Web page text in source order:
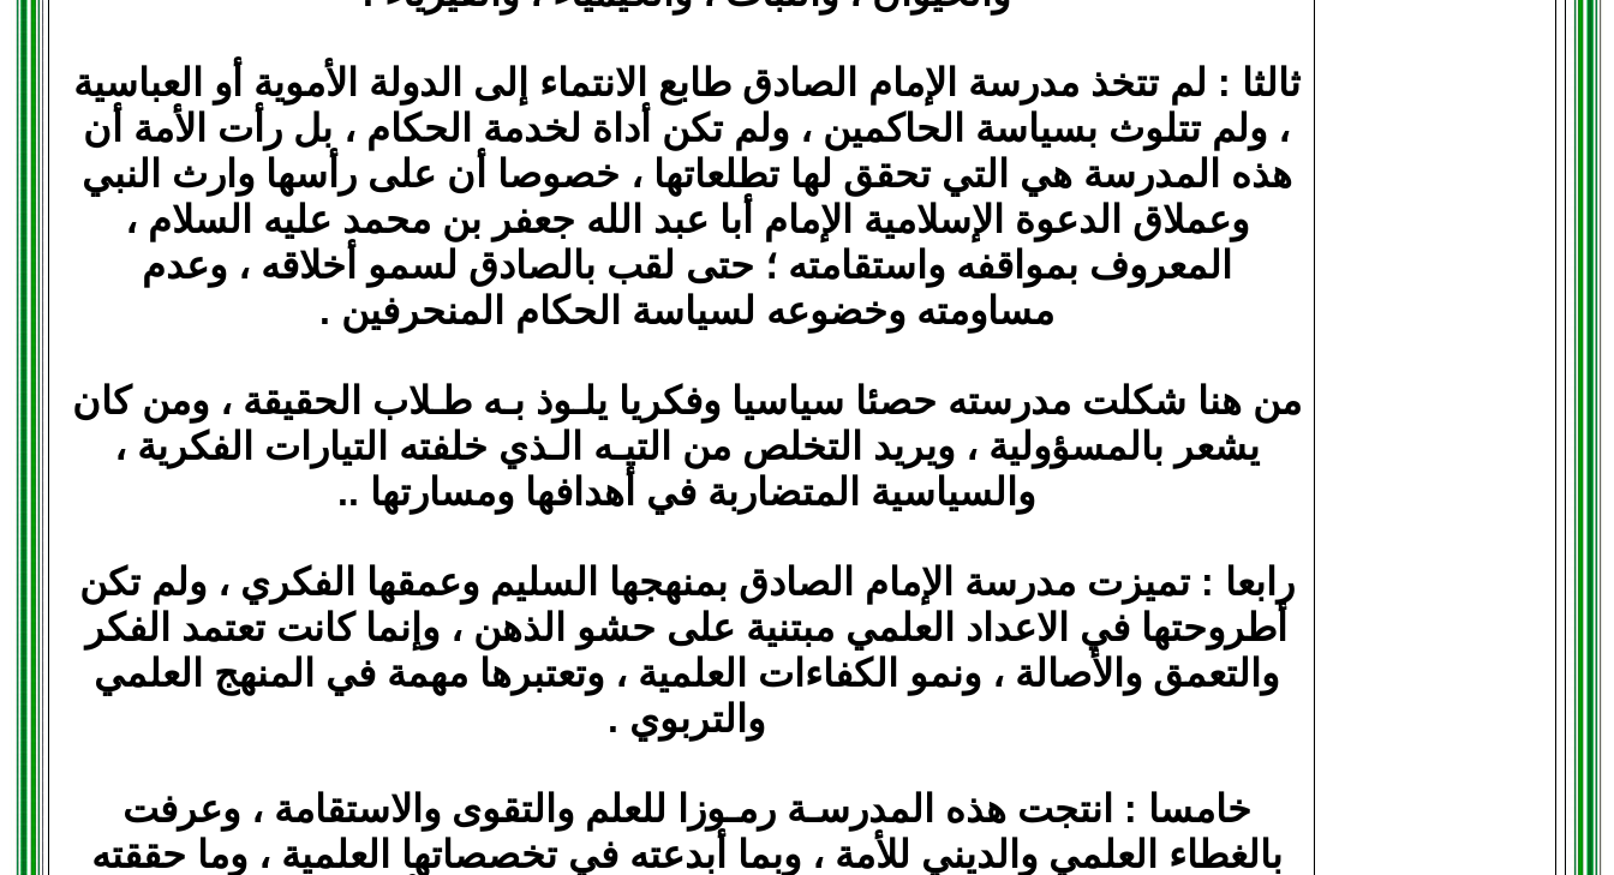
ثالثا : لم تتخذ مدرسة الإمام الصادق طابع الانتماء إلى الدولة الأموية أو العباسية
، ولم تتلوث بسياسة الحاكمين ، ولم تكن أداة لخدمة الحكام ، بل رأت الأمة أن
هذه المدرسة هي التي تحقق لها تطلعاتها ، خصوصا أن على رأسها وارث النبي
وعملاق الدعوة الإسلامية الإمام أبا عبد الله جعفر بن محمد عليه السلام ،
المعروف بمواقفه واستقامته ؛ حتى لقب بالصادق لسمو أخلاقه ، وعدم
مساومته وخضوعه لسياسة الحكام المنحرفين .
من هنا شكلت مدرسته حصئا سياسيا وفكريا يلـوذ بـه طـلاب الحقيقة ، ومن كان
يشعر بالمسؤولية ، ويريد التخلص من التيـه الـذي خلفته التيارات الفكرية ،
والسياسية المتضاربة في أهدافها ومسارتها ..
رابعا : تميزت مدرسة الإمام الصادق بمنهجها السليم وعمقها الفكري ، ولم تكن
أطروحتها في الاعداد العلمي مبتنية على حشو الذهن ، وإنما كانت تعتمد الفكر
والتعمق والأصالة ، ونمو الكفاءات العلمية ، وتعتبرها مهمة في المنهج العلمي
والتربوي .
خامسا : انتجت هذه المدرسـة رمـوزا للعلم والتقوى والاستقامة ، وعرفت
بالغطاء العلمي والديني للأمة ، وبما أبدعته في تخصصاتها العلمية ، وما حققته